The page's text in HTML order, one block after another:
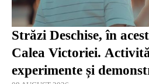
Străzi Deschise, în
Calea Victoriei.
experimente și